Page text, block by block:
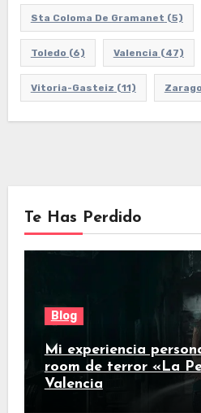
Sta Coloma De Gramanet (5)
Toledo (6) Valencia (47)
Vitoria-Gasteiz (11)
Te Has Perdido
Blog
Mi experiencia
room de terror «La
Valencia